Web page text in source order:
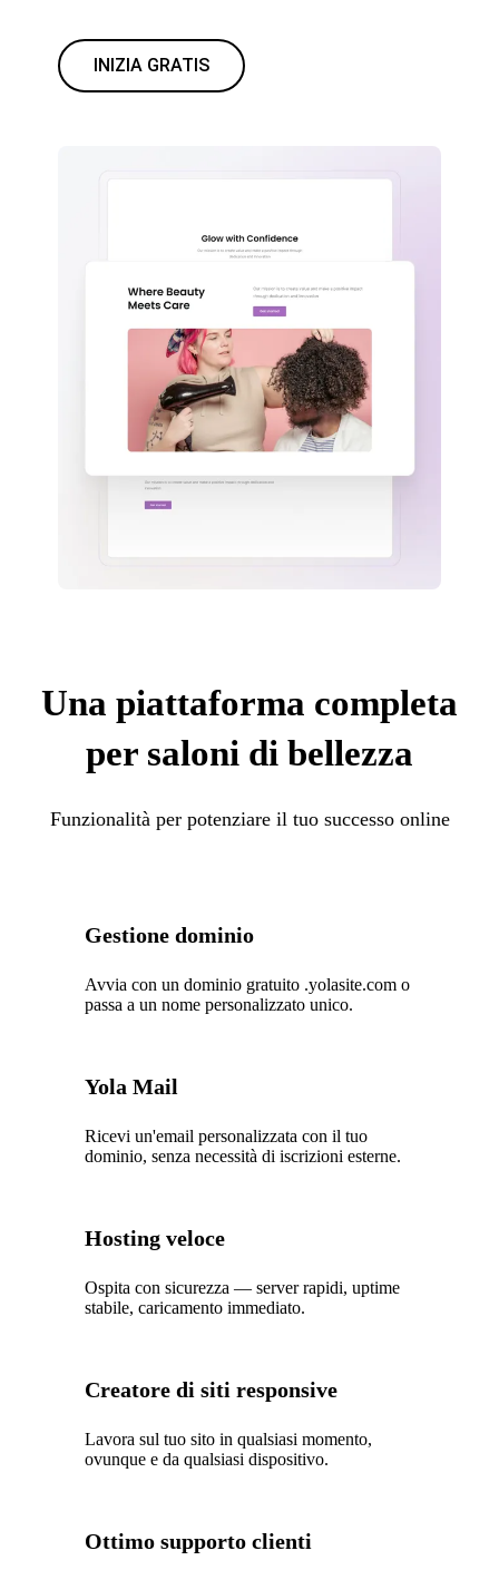
INIZIA GRATIS
Una piattaforma completa
per saloni di bellezza
Funzionalità per potenziare il tuo successo online
Gestione dominio
Avvia con un dominio gratuito .yolasite.com o
passa a un nome personalizzato unico.
Yola Mail
Ricevi un'email personalizzata con il tuo
dominio, senza necessità di iscrizioni esterne.
Hosting veloce
Ospita con sicurezza — server rapidi, uptime
stabile, caricamento immediato.
Creatore di siti responsive
Lavora sul tuo sito in qualsiasi momento,
ovunque e da qualsiasi dispositivo.
Ottimo supporto clienti